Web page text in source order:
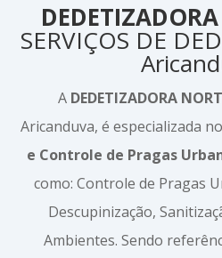
SERVIÇOS DE
A DEDETIZADORA
Aricanduva, é especializada
e Controle de Pragas
como: Controle de Pragas
Descupinização,
Ambientes. Sendo